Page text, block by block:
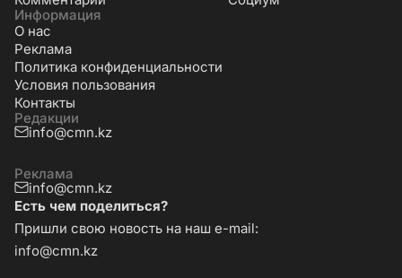
Информация
О нас
Реклама
Политика конфиденциальности
Условия пользования
Контакты
Редакции
info@cmn.kz
Реклама
info@cmn.kz
Есть чем поделиться?
Пришли свою новость на наш e-mail:
info@cmn.kz